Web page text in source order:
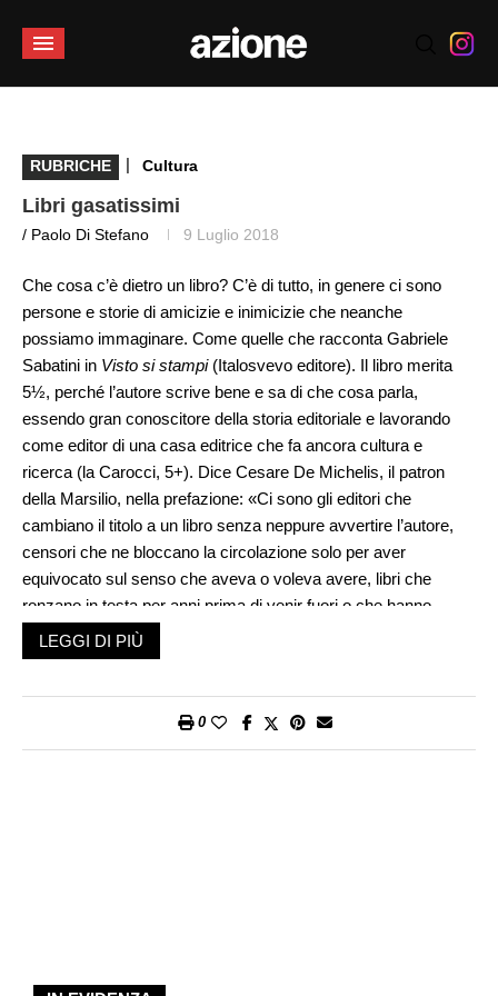
RUBRICHE | Cultura
Libri gasatissimi
/ Paolo Di Stefano 9 Luglio 2018
Che cosa c’è dietro un libro? C’è di tutto, in genere ci sono
persone e storie di amicizie e inimicizie che neanche
possiamo immaginare. Come quelle che racconta Gabriele
Sabatini in Visto si stampi(Italosvevo editore). Il libro merita
5½, perché l’autore scrive bene e sa di che cosa parla,
essendo gran conoscitore della storia editoriale e lavorando
come editor di una casa editrice che fa ancora cultura e
ricerca (la Carocci, 5+). Dice Cesare De Michelis, il patron
della Marsilio, nella prefazione: «Ci sono gli editori che
cambiano il titolo a un libro senza neppure avvertire l’autore,
censori che ne bloccano la circolazione solo per aver
equivocato sul senso che aveva o voleva avere, libri che
ronzano in testa per anni prima di venir fuori o che hanno
bisogno di un’autentica levatrice, libri che suscitano subito
calorosi entusiasmi e altri che incontrano durature
raccolti in collane e altri che vagano solitari e forse un po’
LEGGI DI PIÙ
0